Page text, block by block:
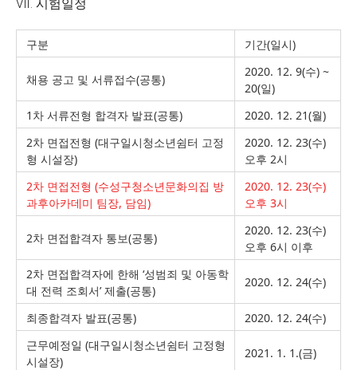
Ⅶ. 시험일정
구분 기간(일시)
채용 공고 및 서류접수(공통)
2020. 12. 9(수) ~
20(일)
1차 서류전형 합격자 발표(공통)
2020. 12. 21(월)
2차 면접전형 (대구일시청소년쉼터 고정
형 시설장)
2020. 12. 23(수)
오후 2시
2차 면접전형 (수성구청소년문화의집 방
과후아카데미 팀장, 담임)
2020. 12. 23(수)
오후 3시
2차 면접합격자 통보(공통)
2020. 12. 23(수)
오후 6시 이후
2차 면접합격자에 한해 ‘성범죄 및 아동학
대 전력 조회서’ 제출(공통)
2020. 12. 24(수)
최종합격자 발표(공통)
2020. 12. 24(수)
근무예정일 (대구일시청소년쉼터 고정형
시설장)
2021. 1. 1.(금)